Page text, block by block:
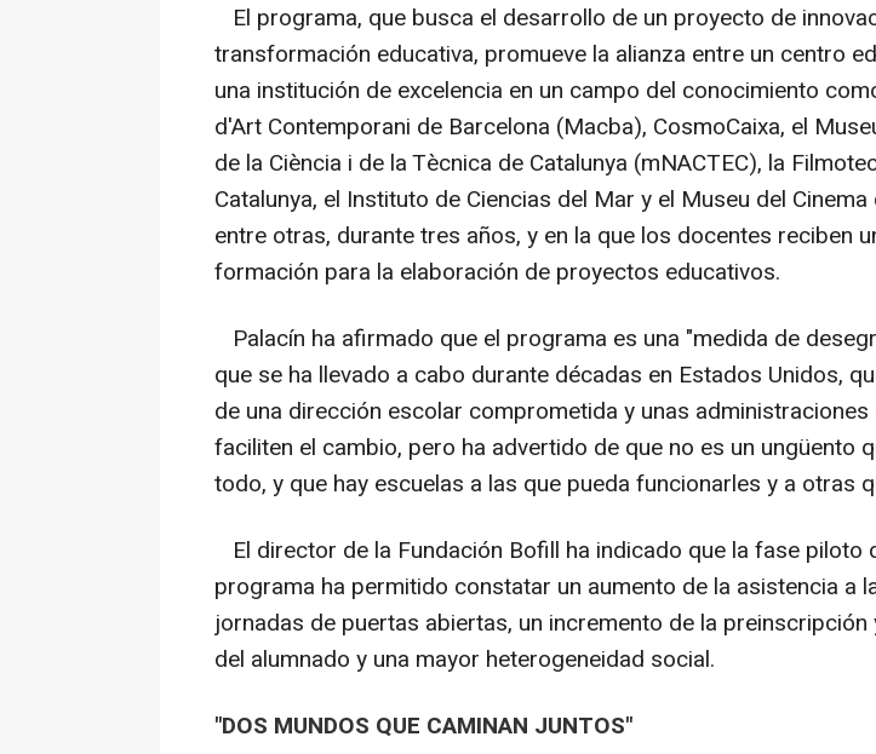
El programa, que busca el desarrollo de un proyecto de
transformación educativa, promueve la alianza entre un centro
una institución de excelencia en un campo del conocimiento
d'Art Contemporani de Barcelona (Macba), CosmoCaixa, el
de la Ciència i de la Tècnica de Catalunya (mNACTEC), la
Catalunya, el Instituto de Ciencias del Mar y el Museu del Cinema
entre otras, durante tres años, y en la que los docentes reciben
formación para la elaboración de proyectos educativos.
Palacín ha afirmado que el programa es una "medida de
que se ha llevado a cabo durante décadas en Estados Unidos,
de una dirección escolar comprometida y unas administraciones
faciliten el cambio, pero ha advertido de que no es un ungüento
todo, y que hay escuelas a las que pueda funcionarles y a otras
El director de la Fundación Bofill ha indicado que la fase piloto
programa ha permitido constatar un aumento de la asistencia a
jornadas de puertas abiertas, un incremento de la preinscripción
del alumnado y una mayor heterogeneidad social.
"DOS MUNDOS QUE CAMINAN JUNTOS"